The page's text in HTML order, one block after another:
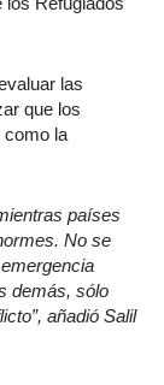
las
que los
como la
países
No se
demás, sólo
añadió Salil